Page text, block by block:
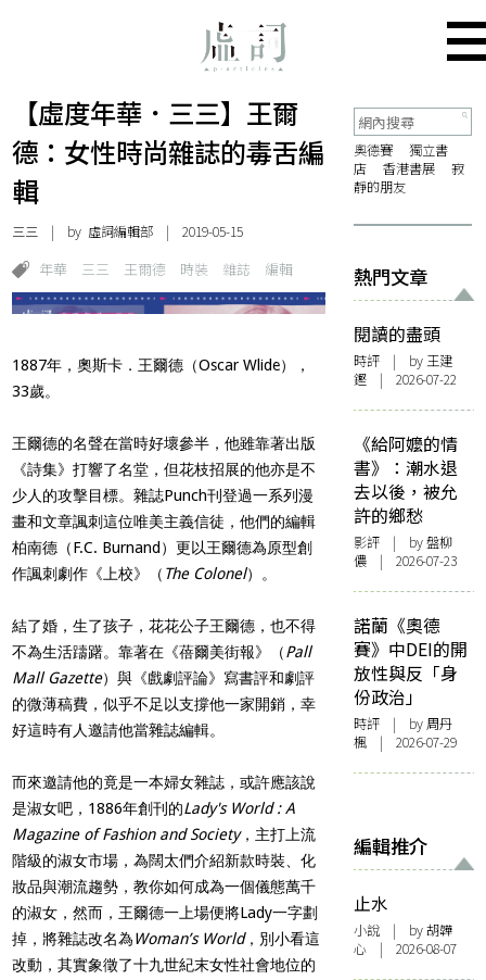
【虛度年華．三三】王爾
德：女性時尚雜誌的毒舌編
輯
三三 | by 虛詞編輯部 | 2019-05-15
年華 三三 王爾德 時裝 雜誌 編輯
1887年，奧斯卡．王爾德（Oscar Wlide），
33歲。
王爾德的名聲在當時好壞參半，他雖靠著出版
《詩集》打響了名堂，但花枝招展的他亦是不
少人的攻擊目標。雜誌Punch刊登過一系列漫
畫和文章諷刺這位唯美主義信徒，他們的編輯
柏南德（F.C. Burnand）更以王爾德為原型創
作諷刺劇作《上校》（ The Colonel）。
結了婚，生了孩子，花花公子王爾德，也不得
不為生活躊躇。靠著在《蓓爾美街報》（Pall
Mall Gazette）與《戲劇評論》寫書評和劇評
的微薄稿費，似乎不足以支撐他一家開銷，幸
好這時有人邀請他當雜誌編輯。
而來邀請他的竟是一本婦女雜誌，或許應該說
是淑女吧，1886年創刊的Lady's World : A
Magazine of Fashion and Society，主打上流
階級的淑女市場，為闊太們介紹新款時裝、化
妝品與潮流趨勢，教你如何成為一個儀態萬千
的淑女，然而，王爾德一上場便將Lady一字劃
掉，將雜誌改名為Woman’s World，別小看這
改動，其實象徵了十九世紀末女性社會地位的
奧德賽
獨立書
店
香港書展
寂
靜的朋友
熱門文章
閱讀的盡頭
時評 | by 王建
鏗 | 2026-07-22
《給阿嬤的情
書》：潮水退
去以後，被允
許的鄉愁
影評 | by 盤柳
儂 | 2026-07-23
諾蘭《奧德
賽》中DEI的開
放性與反「身
份政治」
時評 | by周丹
楓 | 2026-07-29
編輯推介
止水
小說 | by 胡韡
心 | 2026-08-07